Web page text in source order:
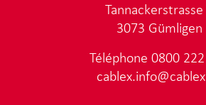
Tannackerstrasse
3073 Gümligen
Téléphone 0800